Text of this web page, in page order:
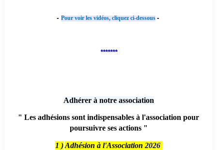
- Pour voir les vidéos, cliquez ci-dessous -
*******
Adhérer à notre association
" Les adhésions sont indispensables à l'association pour
poursuivre ses actions "
1 ) Adhésion à l'Association 2026